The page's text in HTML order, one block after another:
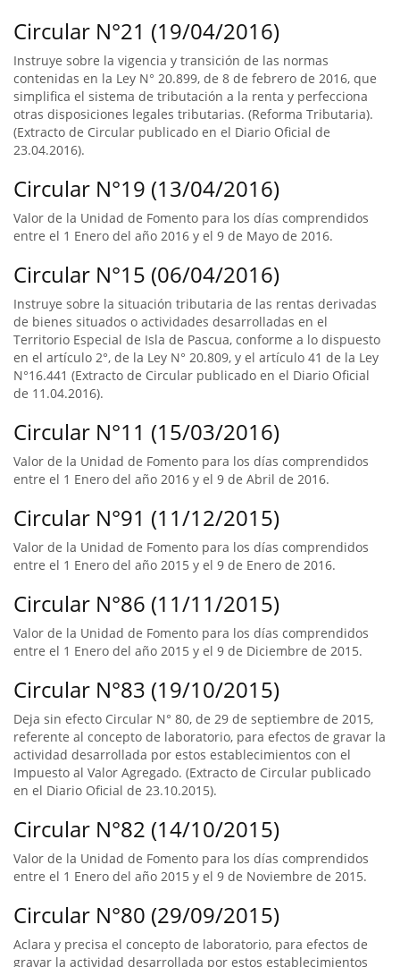
Circular N°21 (19/04/2016)
Instruye sobre la vigencia y transición de las normas
contenidas en la Ley N° 20.899, de 8 de febrero de 2016, que
simplifica el sistema de tributación a la renta y perfecciona
otras disposiciones legales tributarias. (Reforma Tributaria).
(Extracto de Circular publicado en el Diario Oficial de
23.04.2016).
Circular N°19 (13/04/2016)
Valor de la Unidad de Fomento para los días comprendidos
entre el 1 Enero del año 2016 y el 9 de Mayo de 2016.
Circular N°15 (06/04/2016)
Instruye sobre la situación tributaria de las rentas derivadas
de bienes situados o actividades desarrolladas en el
Territorio Especial de Isla de Pascua, conforme a lo dispuesto
en el artículo 2°, de la Ley N° 20.809, y el artículo 41 de la Ley
N°16.441 (Extracto de Circular publicado en el Diario Oficial
de 11.04.2016).
Circular N°11 (15/03/2016)
Valor de la Unidad de Fomento para los días comprendidos
entre el 1 Enero del año 2016 y el 9 de Abril de 2016.
Circular N°91 (11/12/2015)
Valor de la Unidad de Fomento para los días comprendidos
entre el 1 Enero del año 2015 y el 9 de Enero de 2016.
Circular N°86 (11/11/2015)
Valor de la Unidad de Fomento para los días comprendidos
entre el 1 Enero del año 2015 y el 9 de Diciembre de 2015.
Circular N°83 (19/10/2015)
Deja sin efecto Circular N° 80, de 29 de septiembre de 2015,
referente al concepto de laboratorio, para efectos de gravar la
actividad desarrollada por estos establecimientos con el
Impuesto al Valor Agregado. (Extracto de Circular publicado
en el Diario Oficial de 23.10.2015).
Circular N°82 (14/10/2015)
Valor de la Unidad de Fomento para los días comprendidos
entre el 1 Enero del año 2015 y el 9 de Noviembre de 2015.
Circular N°80 (29/09/2015)
Aclara y precisa el concepto de laboratorio, para efectos de
gravar la actividad desarrollada por estos establecimientos